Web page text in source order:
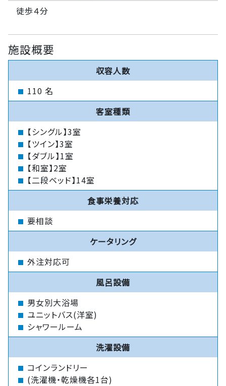
徒歩４分
施設概要
収容人数
110 名
客室種類
【シングル】3室
【ツイン】3室
【ダブル】1室
【和室】2室
【二段ベッド】14室
食事栄養対応
要相談
ケータリング
外注対応可
風呂設備
男女別大浴場
ユニットバス(洋室)
シャワールーム
洗濯設備
コインランドリー
(洗濯機・乾燥機各1台)